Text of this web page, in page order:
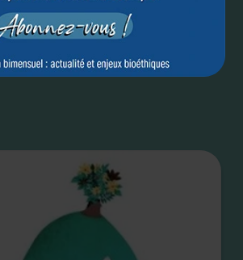
autorise l'euthanasie ?